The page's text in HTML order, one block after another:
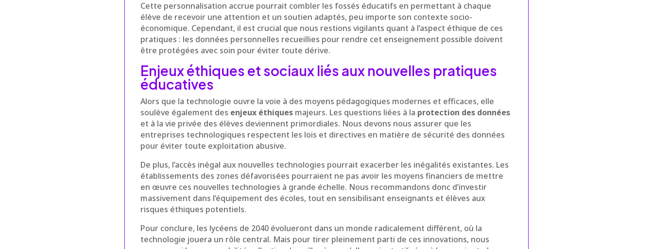
Cette personnalisation accrue pourrait combler les fossés éducatifs en permettant à chaque
élève de recevoir une attention et un soutien adaptés, peu importe son contexte socio-
économique. Cependant, il est crucial que nous restions vigilants quant à l’aspect éthique de ces
pratiques : les données personnelles recueillies pour rendre cet enseignement possible doivent
être protégées avec soin pour éviter toute dérive.
Enjeux éthiques et sociaux liés aux nouvelles pratiques
éducatives
Alors que la technologie ouvre la voie à des moyens pédagogiques modernes et efficaces, elle
soulève également des enjeux éthiques majeurs. Les questions liées à la protection des données
et à la vie privée des élèves deviennent primordiales. Nous devons nous assurer que les
entreprises technologiques respectent les lois et directives en matière de sécurité des données
pour éviter toute exploitation abusive.
De plus, l’accès inégal aux nouvelles technologies pourrait exacerber les inégalités existantes. Les
établissements des zones défavorisées pourraient ne pas avoir les moyens financiers de mettre
en œuvre ces nouvelles technologies à grande échelle. Nous recommandons donc d’investir
massivement dans l’équipement des écoles, tout en sensibilisant enseignants et élèves aux
risques éthiques potentiels.
Pour conclure, les lycéens de 2040 évolueront dans un monde radicalement différent, où la
technologie jouera un rôle central. Mais pour tirer pleinement parti de ces innovations, nous